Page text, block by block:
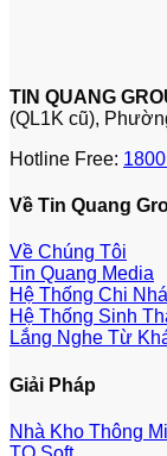
TIN QUANG
(QL1K cũ),
Hotline Free:
Về Tin Quang
Về Chúng Tôi
Tin Quang Media
Hệ Thống Chi
Hệ Thống Sinh
Lắng Nghe Từ
Giải Pháp
Nhà Kho Thông